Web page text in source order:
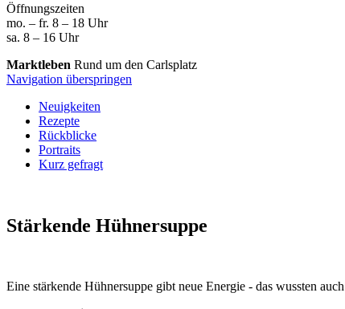
Öffnungszeiten
mo. – fr. 8 – 18 Uhr
sa. 8 – 16 Uhr
Marktleben Rund um den Carlsplatz
Navigation überspringen
Neuigkeiten
Rezepte
Rückblicke
Portraits
Kurz gefragt
Stärkende Hühnersuppe
Eine stärkende Hühnersuppe gibt neue Energie - das wussten